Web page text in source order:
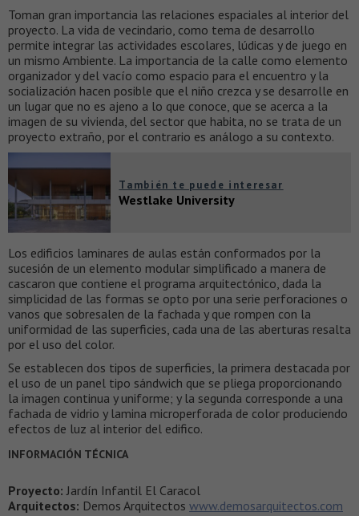
Toman gran importancia las relaciones espaciales al interior del
proyecto. La vida de vecindario, como tema de desarrollo
permite integrar las actividades escolares, lúdicas y de juego en
un mismo Ambiente. La importancia de la calle como elemento
organizador y del vacío como espacio para el encuentro y la
socialización hacen posible que el niño crezca y se desarrolle en
un lugar que no es ajeno a lo que conoce, que se acerca a la
imagen de su vivienda, del sector que habita, no se trata de un
proyecto extraño, por el contrario es análogo a su contexto.
También te puede interesar
Westlake University
Los edificios laminares de aulas están conformados por la
sucesión de un elemento modular simplificado a manera de
cascaron que contiene el programa arquitectónico, dada la
simplicidad de las formas se opto por una serie perforaciones o
vanos que sobresalen de la fachada y que rompen con la
uniformidad de las superficies, cada una de las aberturas resalta
por el uso del color.
Se establecen dos tipos de superficies, la primera destacada por
el uso de un panel tipo sándwich que se pliega proporcionando
la imagen continua y uniforme; y la segunda corresponde a una
fachada de vidrio y lamina microperforada de color produciendo
efectos de luz al interior del edifico.
INFORMACIÓN TÉCNICA
Proyecto: Jardín Infantil El Caracol
Arquitectos: Demos Arquitectos www.demosarquitectos.com